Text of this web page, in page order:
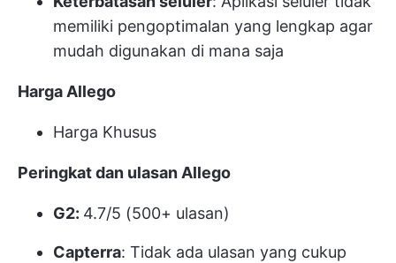
memiliki pengoptimalan yang lengkap agar
mudah digunakan di mana saja
Harga Allego
Harga Khusus
Peringkat dan ulasan Allego
G2: 4.7/5 (500+ ulasan)
Capterra: Tidak ada ulasan yang cukup